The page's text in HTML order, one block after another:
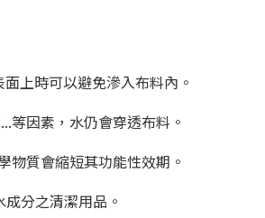
上時可以避免滲入布料內。
等因素，水仍會穿透布料。
物質會縮短其功能性效期。
分之清潔用品。